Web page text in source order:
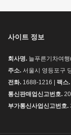
사이트 정보
회사명. 늘푸른기차여
주소. 서울시 영등포구
전화. 1688-1216 | 팩스.
통신판매업신고번호.
부가통신사업신고번호.